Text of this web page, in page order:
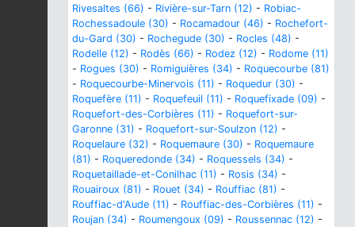
Rivesaltes (66) - Rivière-sur-Tarn (12) - Robiac-
Rochessadoule (30) - Rocamadour (46) - Rochefort-
du-Gard (30) - Rochegude (30) - Rocles (48) -
Rodelle (12) - Rodès (66) - Rodez (12) - Rodome (11)
- Rogues (30) - Romiguières (34) - Roquecourbe (81)
- Roquecourbe-Minervois (11) - Roquedur (30) -
Roquefère (11) - Roquefeuil (11) - Roquefixade (09) -
Roquefort-des-Corbières (11) - Roquefort-sur-
Garonne (31) - Roquefort-sur-Soulzon (12) -
Roquelaure (32) - Roquemaure (30) - Roquemaure
(81) - Roqueredonde (34) - Roquessels (34) -
Roquetaillade-et-Conilhac (11) - Rosis (34) -
Rouairoux (81) - Rouet (34) - Rouffiac (81) -
Rouffiac-d'Aude (11) - Rouffiac-des-Corbières (11) -
Roujan (34) - Roumengoux (09) - Roussennac (12) -